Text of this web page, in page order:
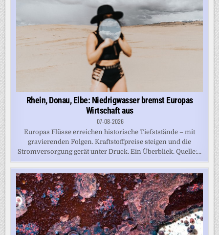
Rhein, Donau, Elbe: Niedrigwasser bremst Europas
Wirtschaft aus
07-08-2026
Europas Flüsse erreichen historische Tiefststände – mit
gravierenden Folgen. Kraftstoffpreise steigen und die
Stromversorgung gerät unter Druck. Ein Überblick. Quelle:...